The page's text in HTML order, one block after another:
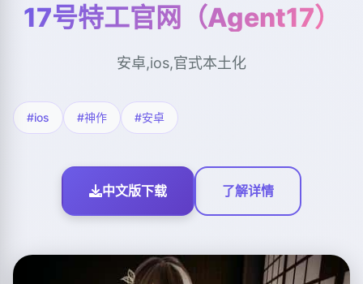
17号特工官网（Agent17）
安卓,ios,官式本土化
#ios #神作 #安卓
中文版下载 了解详情